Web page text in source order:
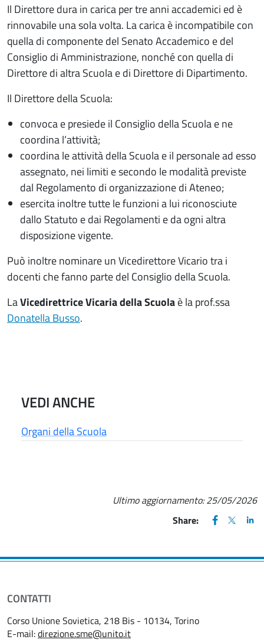
Il Direttore dura in carica per tre anni accademici ed è
rinnovabile una sola volta. La carica è incompatibile con
quella di componente del Senato Accademico e del
Consiglio di Amministrazione, nonché con quella di
Direttore di altra Scuola e di Direttore di Dipartimento.
Il Direttore della Scuola:
convoca e presiede il Consiglio della Scuola e ne
coordina l’attività;
coordina le attività della Scuola e il personale ad esso
assegnato, nei limiti e secondo le modalità previste
dal Regolamento di organizzazione di Ateneo;
esercita inoltre tutte le funzioni a lui riconosciute
dallo Statuto e dai Regolamenti e da ogni altra
disposizione vigente.
Può inoltre nominare un Vicedirettore Vicario tra i
docenti che fanno parte del Consiglio della Scuola.
LaVicedirettrice Vicaria della Scuolaè la prof.ssa
Donatella Busso.
VEDI ANCHE
Organi della Scuola
Ultimo aggiornamento:25/05/2026
Share:
FACEBOOK
(apre una
X
(apre
CONTATTI
Corso Unione Sovietica, 218 Bis - 10134, Torino
E-mail:direzione.sme@unito.it